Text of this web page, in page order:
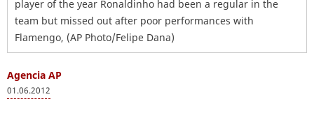
player of the year Ronaldinho had been a regular in the
team but missed out after poor performances with
Flamengo, (AP Photo/Felipe Dana)
Agencia AP
01.06.2012